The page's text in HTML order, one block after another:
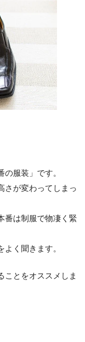
服装」です。
さが変わってしまっ
番は制服で物凄く緊
く聞きます。
ことをオススメしま